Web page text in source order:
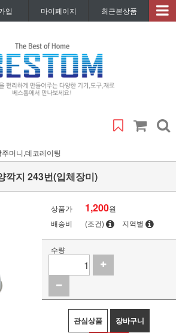
입 마이페이지 최근본상품
머니,데코레이팅
깍지 243번(입체장미)
상품가 1,200원
배송비
(조건) 지역별
수량
관심상품 장바구니